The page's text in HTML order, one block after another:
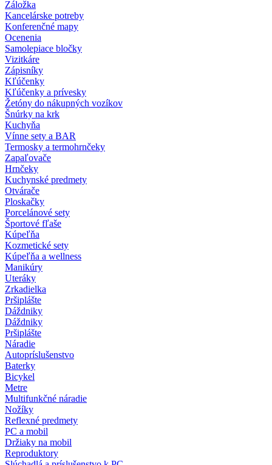
Záložka
Kancelárske potreby
Konferenčné mapy
Ocenenia
Samolepiace bločky
Vizitkáre
Zápisníky
Kľúčenky
Kľúčenky a prívesky
Žetóny do nákupných vozíkov
Šnúrky na krk
Kuchyňa
Vínne sety a BAR
Termosky a termohrnčeky
Zapaľovače
Hrnčeky
Kuchynské predmety
Otvárače
Ploskačky
Porcelánové sety
Športové fľaše
Kúpeľňa
Kozmetické sety
Kúpeľňa a wellness
Manikúry
Uteráky
Zrkadielka
Pršiplášte
Dáždniky
Dáždniky
Pršiplášte
Náradie
Autopríslušenstvo
Baterky
Bicykel
Metre
Multifunkčné náradie
Nožíky
Reflexné predmety
PC a mobil
Držiaky na mobil
Reproduktory